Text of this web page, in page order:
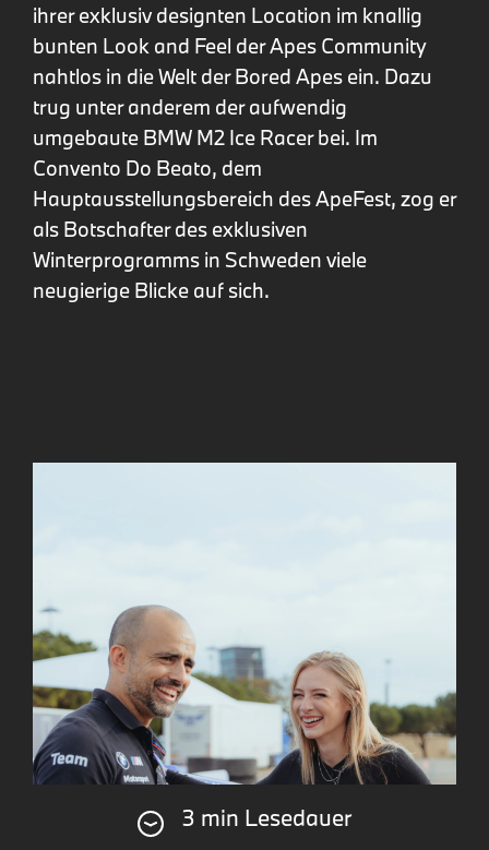
3 min Lesedauer
ihrer exklusiv designten Location im knallig
bunten Look and Feel der Apes Community
nahtlos in die Welt der Bored Apes ein. Dazu
trug unter anderem der aufwendig
umgebaute BMW M2 Ice Racer bei. Im
Convento Do Beato, dem
Hauptausstellungsbereich des ApeFest, zog er
als Botschafter des exklusiven
Winterprogramms in Schweden viele
neugierige Blicke auf sich.